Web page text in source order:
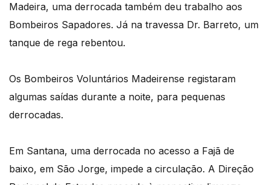
Madeira, uma derrocada também deu trabalho aos
Bombeiros Sapadores. Já na travessa Dr. Barreto, um
tanque de rega rebentou.
Os Bombeiros Voluntários Madeirense registaram
algumas saídas durante a noite, para pequenas
derrocadas.
Em Santana, uma derrocada no acesso a Fajã de
baixo, em São Jorge, impede a circulação. A Direção